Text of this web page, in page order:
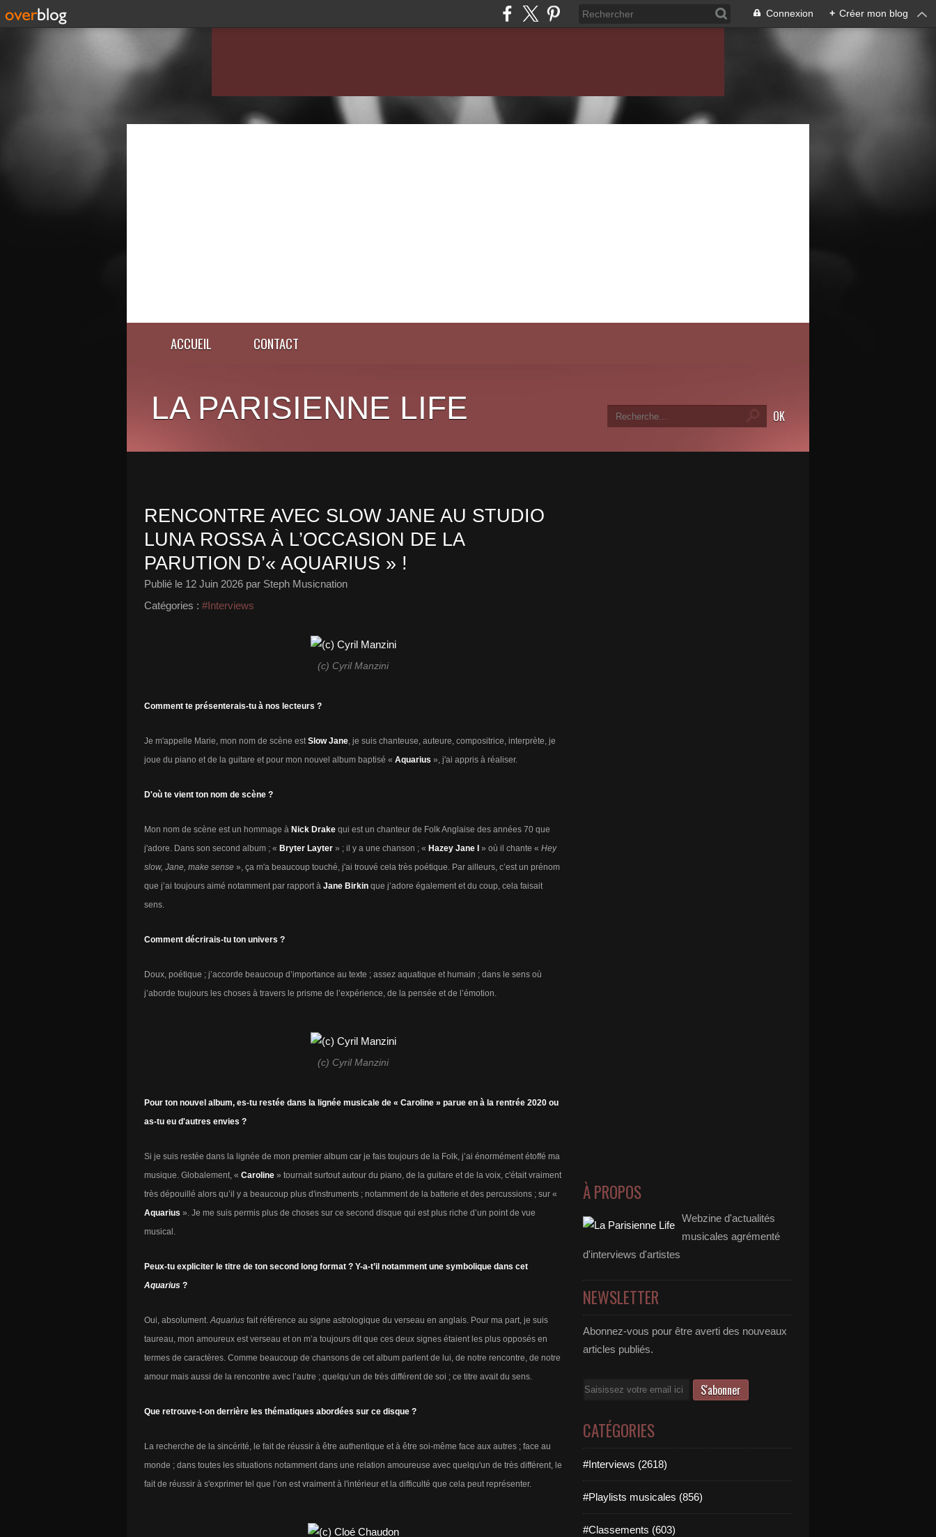
Connexion + Créer mon blog
ACCUEIL CONTACT
LA PARISIENNE LIFE
RENCONTRE AVEC SLOW JANE AU STUDIO
LUNA ROSSA À L’OCCASION DE LA
PARUTION D’« AQUARIUS » !
Publié le 12 Juin 2026 par Steph Musicnation
Catégories : #Interviews
(c) Cyril Manzini
Comment te présenterais-tu à nos lecteurs ?
Je m'appelle Marie, mon nom de scène estSlow Jane, je suis chanteuse, auteure, compositrice, interprète, je
joue du piano et de la guitare et pour mon nouvel album baptisé « Aquarius », j'ai appris à réaliser.
D'où te vient ton nom de scène ?
Mon nom de scène est un hommage à Nick Drake qui est un chanteur de Folk Anglaise des années 70 que
j'adore. Dans son second album ; « Bryter Layter » ; il y a une chanson ; « Hazey Jane I » où il chante « Hey
slow, Jane, make sense », ça m'a beaucoup touché, j'ai trouvé cela très poétique. Par ailleurs, c’est un prénom
que j’ai toujours aimé notamment par rapport à Jane Birkin que j’adore également et du coup, cela faisait
sens.
Comment décrirais-tu ton univers ?
Doux, poétique ; j’accorde beaucoup d’importance au texte ; assez aquatique et humain ; dans le sens où
j’aborde toujours les choses à travers le prisme de l’expérience, de la pensée et de l’émotion.
(c) Cyril Manzini
Pour ton nouvel album, es-tu restée dans la lignée musicale de « Caroline » parue en à la rentrée 2020 ou
as-tu eu d'autres envies ?
Si je suis restée dans la lignée de mon premier album car je fais toujours de la Folk, j’ai énormément étoffé ma
musique. Globalement, « Caroline » tournait surtout autour du piano, de la guitare et de la voix, c'était vraiment
très dépouillé alors qu’il y a beaucoup plus d'instruments ; notamment de la batterie et des percussions ; sur «
Aquarius ». Je me suis permis plus de choses sur ce second disque qui est plus riche d’un point de vue
musical.
Peux-tu expliciter le titre de ton second long format ? Y-a-t’il notamment une symbolique dans cet
Aquarius ?
Oui, absolument.Aquarius fait référence au signe astrologique du verseau en anglais. Pour ma part, je suis
taureau, mon amoureux est verseau et on m’a toujours dit que ces deux signes étaient les plus opposés en
termes de caractères. Comme beaucoup de chansons de cet album parlent de lui, de notre rencontre, de notre
amour mais aussi de la rencontre avec l’autre ; quelqu’un de très différent de soi ; ce titre avait du sens.
Que retrouve-t-on derrière les thématiques abordées sur ce disque ?
La recherche de la sincérité, le fait de réussir à être authentique et à être soi-même face aux autres ; face au
monde ; dans toutes les situations notamment dans une relation amoureuse avec quelqu'un de très différent, le
fait de réussir à s'exprimer tel que l’on est vraiment à l'intérieur et la difficulté que cela peut représenter.
À PROPOS
Webzine d'actualités
musicales agrémenté
d'interviews d'artistes
NEWSLETTER
Abonnez-vous pour être averti des nouveaux
articles publiés.
Email
CATÉGORIES
#Interviews (2618)
#Playlists musicales (856)
#Classements (603)